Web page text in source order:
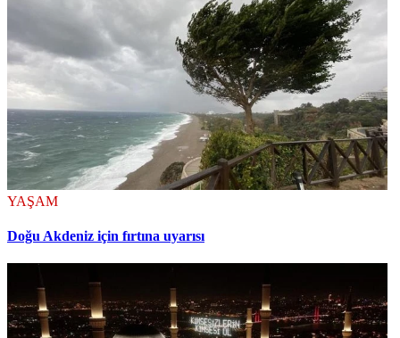
YAŞAM
Doğu Akdeniz için fırtına uyarısı